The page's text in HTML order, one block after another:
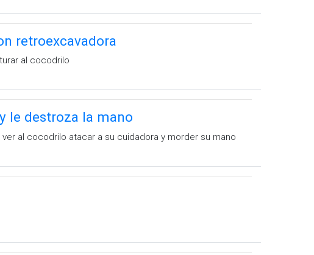
retroexcavadora
al cocodrilo
le destroza la mano
al cocodrilo atacar a su cuidadora y morder su mano